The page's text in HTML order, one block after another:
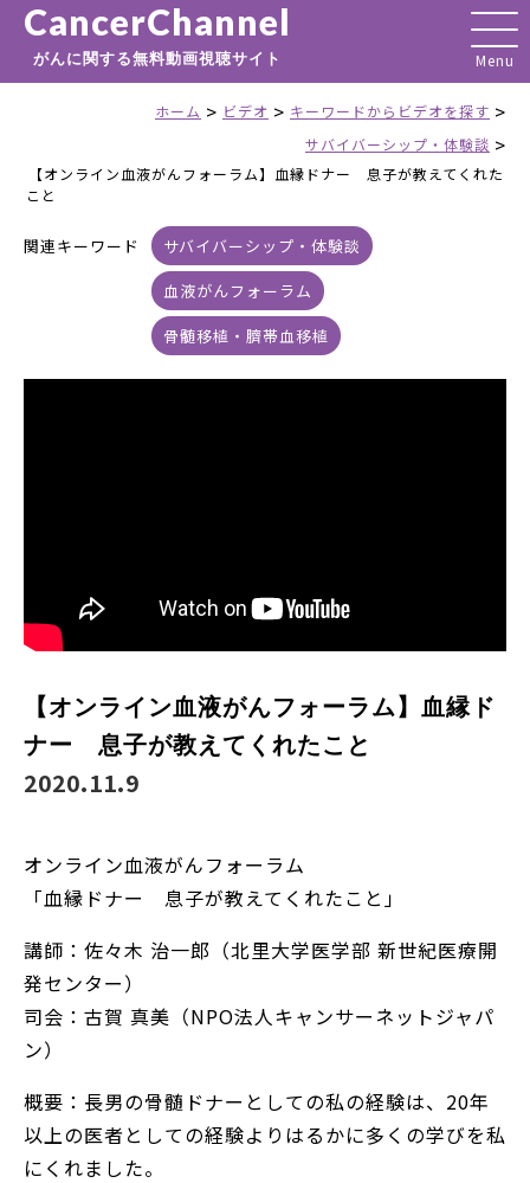
CancerChannel
がんに関する無料動画視聴サイト
ホーム > ビデオ > キーワードからビデオを探す >
サバイバーシップ・体験談 >
【オンライン血液がんフォーラム】血縁ドナー 息子が教えてくれた
こと
関連キーワード
サバイバーシップ・体験談
血液がんフォーラム
骨髄移植・臍帯血移植
【オンライン血液がんフォーラム】血縁ド
ナー 息子が教えてくれたこと
2020.11.9
オンライン血液がんフォーラム
「血縁ドナー 息子が教えてくれたこと」
講師：佐々木 治一郎（北里大学医学部 新世紀医療開
発センター）
司会：古賀 真美（NPO法人キャンサーネットジャパ
ン）
概要：長男の骨髄ドナーとしての私の経験は、20年
以上の医者としての経験よりはるかに多くの学びを私
にくれました。